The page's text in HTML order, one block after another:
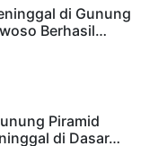
di Gunung
Berhasil…
Piramid
di Dasar…